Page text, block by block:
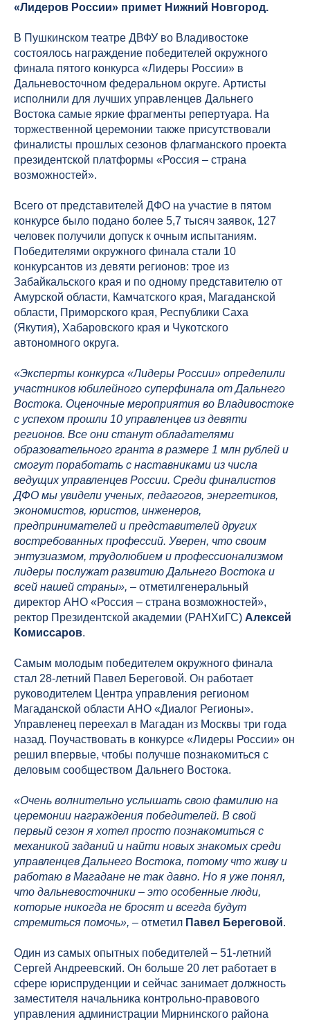
«Лидеров России» примет Нижний Новгород.
В Пушкинском театре ДВФУ во Владивостоке
состоялось награждение победителей окружного
финала пятого конкурса «Лидеры России» в
Дальневосточном федеральном округе. Артисты
исполнили для лучших управленцев Дальнего
Востока самые яркие фрагменты репертуара. На
торжественной церемонии также присутствовали
финалисты прошлых сезонов флагманского проекта
президентской платформы «Россия – страна
возможностей».
Всего от представителей ДФО на участие в пятом
конкурсе было подано более 5,7 тысяч заявок, 127
человек получили допуск к очным испытаниям.
Победителями окружного финала стали 10
конкурсантов из девяти регионов: трое из
Забайкальского края и по одному представителю от
Амурской области, Камчатского края, Магаданской
области, Приморского края, Республики Саха
(Якутия), Хабаровского края и Чукотского
автономного округа.
«Эксперты конкурса «Лидеры России» определили
участников юбилейного суперфинала от Дальнего
Востока. Оценочные мероприятия во Владивостоке
с успехом прошли 10 управленцев из девяти
регионов. Все они станут обладателями
образовательного гранта в размере 1 млн рублей и
смогут поработать с наставниками из числа
ведущих управленцев России. Среди финалистов
ДФО мы увидели ученых, педагогов, энергетиков,
экономистов, юристов, инженеров,
предпринимателей и представителей других
востребованных профессий. Уверен, что своим
энтузиазмом, трудолюбием и профессионализмом
лидеры послужат развитию Дальнего Востока и
всей нашей страны», – отметилгенеральный
директор АНО «Россия – страна возможностей»,
ректор Президентской академии (РАНХиГС) Алексей
Комиссаров.
Самым молодым победителем окружного финала
стал 28-летний Павел Береговой. Он работает
руководителем Центра управления регионом
Магаданской области АНО «Диалог Регионы».
Управленец переехал в Магадан из Москвы три года
назад. Поучаствовать в конкурсе «Лидеры России» он
решил впервые, чтобы получше познакомиться с
деловым сообществом Дальнего Востока.
«Очень волнительно услышать свою фамилию на
церемонии награждения победителей. В свой
первый сезон я хотел просто познакомиться с
механикой заданий и найти новых знакомых среди
управленцев Дальнего Востока, потому что живу и
работаю в Магадане не так давно. Но я уже понял,
что дальневосточники – это особенные люди,
которые никогда не бросят и всегда будут
стремиться помочь», – отметил Павел Береговой.
Один из самых опытных победителей – 51-летний
Сергей Андреевский. Он больше 20 лет работает в
сфере юриспруденции и сейчас занимает должность
заместителя начальника контрольно-правового
управления администрации Мирнинского района